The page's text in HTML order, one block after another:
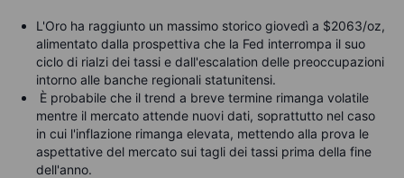
L'Oro ha raggiunto un massimo storico giovedì a $2063/oz,
alimentato dalla prospettiva che la Fed interrompa il suo
ciclo di rialzi dei tassi e dall'escalation delle preoccupazioni
intorno alle banche regionali statunitensi.
È probabile che il trend a breve termine rimanga volatile
mentre il mercato attende nuovi dati, soprattutto nel caso
in cui l'inflazione rimanga elevata, mettendo alla prova le
aspettative del mercato sui tagli dei tassi prima della fine
dell'anno.